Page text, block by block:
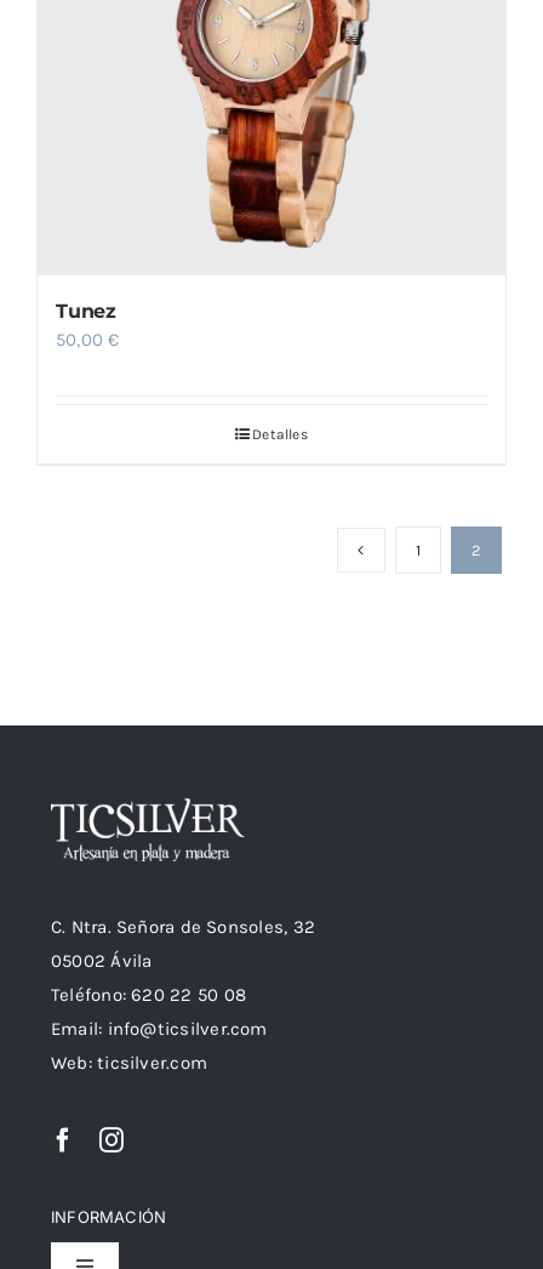
Tunez
50,00€
Detalles
1 2
C. Ntra. Señora de Sonsoles, 32
05002 Ávila
Teléfono: 620 22 50 08
Email: info@ticsilver.com
Web: ticsilver.com
INFORMACIÓN